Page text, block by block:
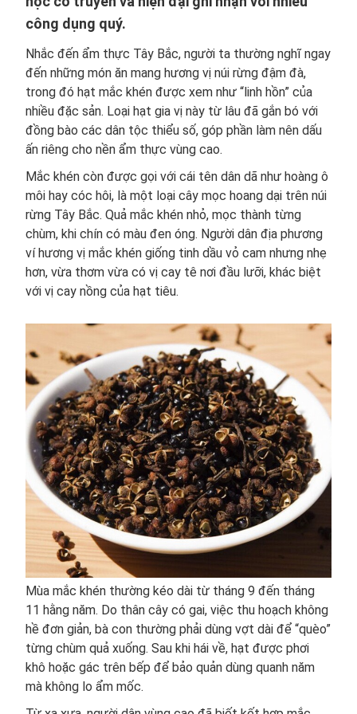
công dụng quý.
Nhắc đến ẩm thực Tây Bắc, người ta thường nghĩ ngay
đến những món ăn mang hương vị núi rừng đậm đà,
trong đó hạt mắc khén được xem như “linh hồn” của
nhiều đặc sản. Loại hạt gia vị này từ lâu đã gắn bó với
đồng bào các dân tộc thiểu số, góp phần làm nên dấu
ấn riêng cho nền ẩm thực vùng cao.
Mắc khén còn được gọi với cái tên dân dã như hoàng ô
môi hay cóc hôi, là một loại cây mọc hoang dại trên núi
rừng Tây Bắc. Quả mắc khén nhỏ, mọc thành từng
chùm, khi chín có màu đen óng. Người dân địa phương
ví hương vị mắc khén giống tinh dầu vỏ cam nhưng nhẹ
hơn, vừa thơm vừa có vị cay tê nơi đầu lưỡi, khác biệt
với vị cay nồng của hạt tiêu.
Mùa mắc khén thường kéo dài từ tháng 9 đến tháng
11 hằng năm. Do thân cây có gai, việc thu hoạch không
hề đơn giản, bà con thường phải dùng vợt dài để “quèo”
từng chùm quả xuống. Sau khi hái về, hạt được phơi
khô hoặc gác trên bếp để bảo quản dùng quanh năm
mà không lo ẩm mốc.